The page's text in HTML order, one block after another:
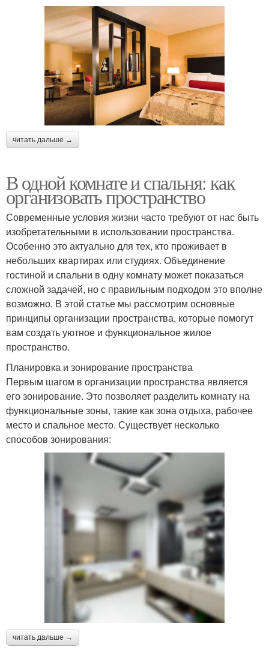
читать дальше →
В одной комнате и спальня: как
организовать пространство
Современные условия жизни часто требуют от нас быть
изобретательными в использовании пространства.
Особенно это актуально для тех, кто проживает в
небольших квартирах или студиях. Объединение
гостиной и спальни в одну комнату может показаться
сложной задачей, но с правильным подходом это вполне
возможно. В этой статье мы рассмотрим основные
принципы организации пространства, которые помогут
вам создать уютное и функциональное жилое
пространство.
Планировка и зонирование пространства
Первым шагом в организации пространства является
его зонирование. Это позволяет разделить комнату на
функциональные зоны, такие как зона отдыха, рабочее
место и спальное место. Существует несколько
способов зонирования:
читать дальше →